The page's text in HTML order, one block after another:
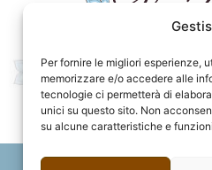
Per fornire le migliori esperienze,
memorizzare e/o accedere alle
tecnologie ci permetterà di
unici su questo sito. Non
su alcune caratteristiche e
F
a
c
e
I
n
s
t
P
i
n
t